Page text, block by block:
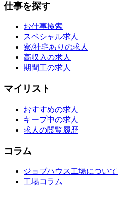
仕事を探す
お仕事検索
スペシャル求人
寮/社宅ありの求人
高収入の求人
期間工の求人
マイリスト
おすすめの求人
キープ中の求人
求人の閲覧履歴
コラム
ジョブハウス工場について
工場コラム